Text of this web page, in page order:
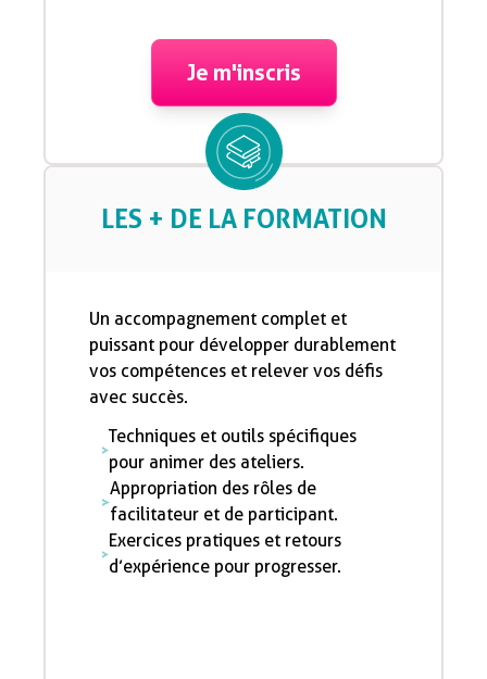
Je m'inscris
LES + DE LA FORMATION
Un accompagnement complet et
puissant pour développer durablement
vos compétences et relever vos défis
avec succès.
Techniques et outils spécifiques
pour animer des ateliers.
Appropriation des rôles de
facilitateur et de participant.
Exercices pratiques et retours
d’expérience pour progresser.